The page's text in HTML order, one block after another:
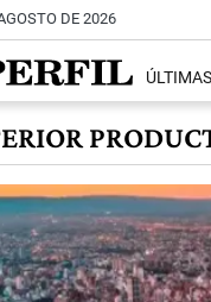
DE 2026